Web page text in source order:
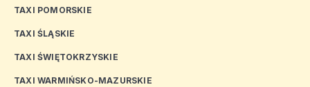
TAXI POMORSKIE
TAXI ŚLĄSKIE
TAXI ŚWIĘTOKRZYSKIE
TAXI WARMIŃSKO-MAZURSKIE